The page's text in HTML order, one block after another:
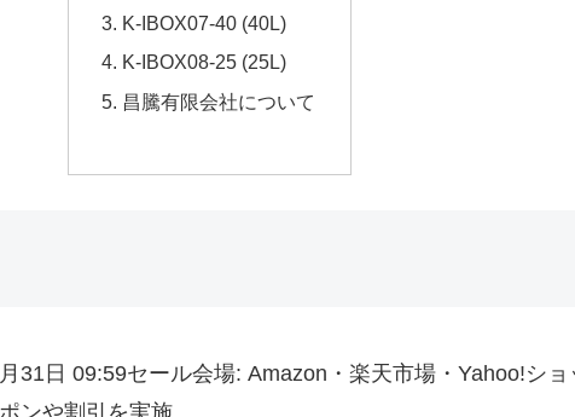
K-IBOX07-40 (40L)
K-IBOX08-25 (25L)
昌騰有限会社について
31日 09:59セール会場: Amazon・楽天市場・Yahoo!ショ
ンや割引を実施